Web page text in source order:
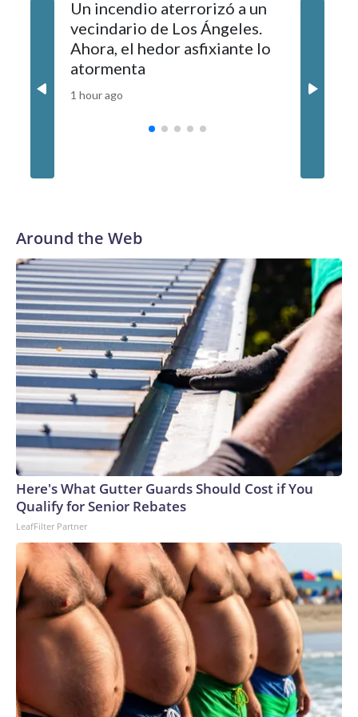
Un incendio aterrorizó a un
vecindario de Los Ángeles.
Ahora, el hedor asfixiante lo
atormenta
1 hour ago
a 117
Around the Web
Here's What Gutter Guards Should Cost if You
Qualify for Senior Rebates
LeafFilter Partner